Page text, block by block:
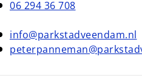
06 294 36 708
info@parkstadveendam.nl